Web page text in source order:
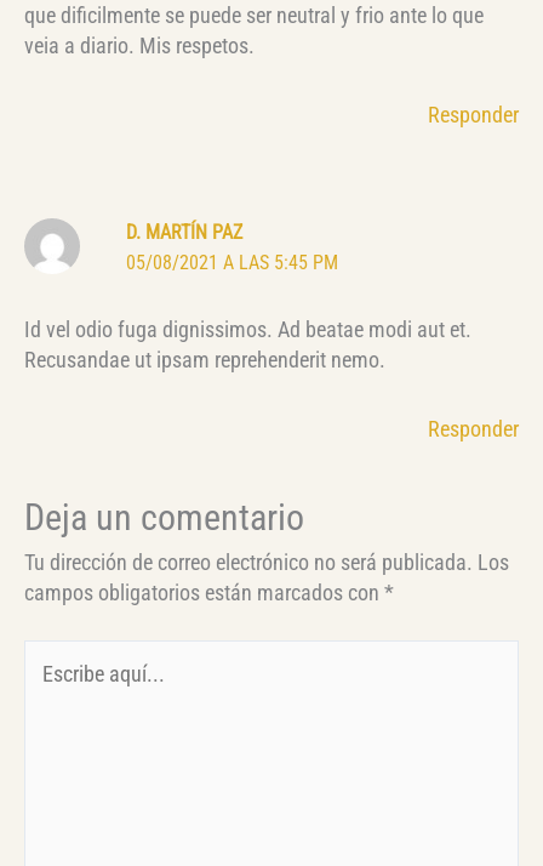
que dificilmente se puede ser neutral y frio ante lo que
veia a diario. Mis respetos.
Responder
D. MARTÍN PAZ
05/08/2021 A LAS 5:45 PM
Id vel odio fuga dignissimos. Ad beatae modi aut et.
Recusandae ut ipsam reprehenderit nemo.
Responder
Deja un comentario
Tu dirección de correo electrónico no será publicada. Los
campos obligatorios están marcados con *
aquí...